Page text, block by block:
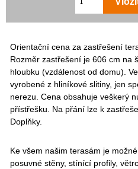
Orientační cena za zastřešení
Rozměr zastřešení je 606 cm na
hloubku (vzdálenost od domu).
vyrobené z hliníkové slitiny, jen
nerezu. Cena obsahuje veškerý
přístřešku. Na přání lze k
Doplňky.
Ke všem našim terasám je
posuvné stěny, stínící profily,